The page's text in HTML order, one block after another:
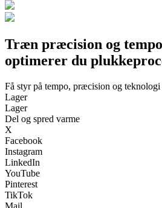
Træn præcision og tempo
optimerer du
Få styr på tempo, præcision og
Lager
Lager
Del og spred varme
X
Facebook
Instagram
LinkedIn
YouTube
Pinterest
TikTok
Mail